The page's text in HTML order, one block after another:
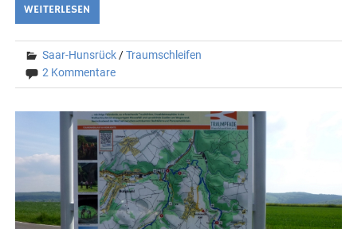
WEITERLESEN
Saar-Hunsrück /Traumschleifen
2 Kommentare